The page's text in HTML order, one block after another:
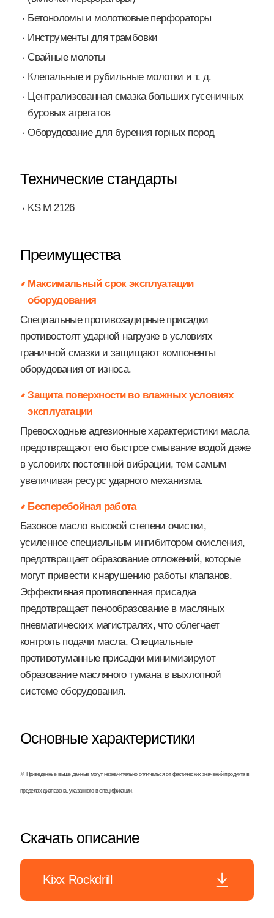
Бетоноломы и молотковые перфораторы
Инструменты для трамбовки
Свайные молоты
Клепальные и рубильные молотки и т. д.
Централизованная смазка больших гусеничных
буровых агрегатов
Оборудование для бурения горных пород
Технические стандарты
KS M 2126
Преимущества
Максимальный срок эксплуатации
оборудования
Специальные противозадирные присадки
противостоят ударной нагрузке в условиях
граничной смазки и защищают компоненты
оборудования от износа.
Защита поверхности во влажных условиях
эксплуатации
Превосходные адгезионные характеристики масла
предотвращают его быстрое смывание водой даже
в условиях постоянной вибрации, тем самым
увеличивая ресурс ударного механизма.
Бесперебойная работа
Базовое масло высокой степени очистки,
усиленное специальным ингибитором окисления,
предотвращает образование отложений, которые
могут привести к нарушению работы клапанов.
Эффективная противопенная присадка
предотвращает пенообразование в масляных
пневматических магистралях, что облегчает
контроль подачи масла. Специальные
противотуманные присадки минимизируют
образование масляного тумана в выхлопной
системе оборудования.
Основные характеристики
※ Приведенные выше данные могут незначительно отличаться от фактических значений продукта в
пределах диапазона, указанного в спецификации.
Скачать описание
Kixx Rockdrill